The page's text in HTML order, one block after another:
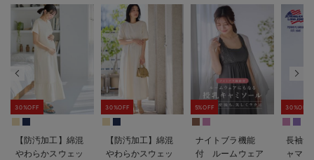
30%OFF
【防汚加工】綿混
やわらかスウェッ
30%OFF
【防汚加工】綿混
やわらかスウェッ
5%OFF
ナイトブラ機能
付 ルームウェア
30%OFF
長袖サ
ャマ